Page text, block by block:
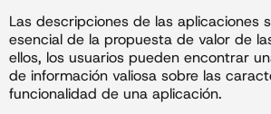
Las descripciones de las aplicaciones
esencial de la propuesta de valor de
ellos, los usuarios pueden encontrar
de información valiosa sobre las
funcionalidad de una aplicación.